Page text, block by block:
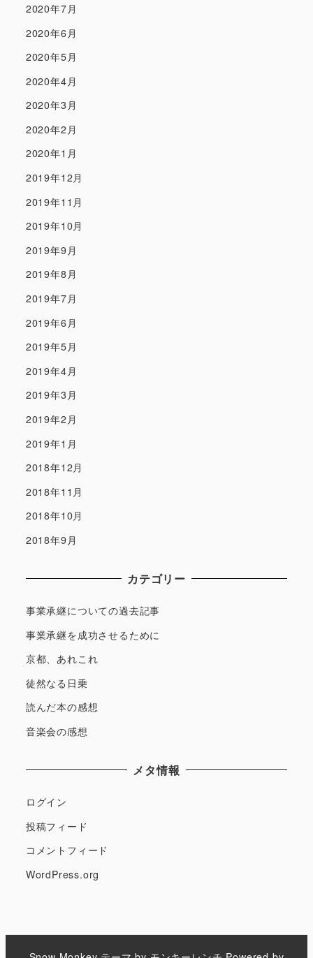
2020年7月
2020年6月
2020年5月
2020年4月
2020年3月
2020年2月
2020年1月
2019年12月
2019年11月
2019年10月
2019年9月
2019年8月
2019年7月
2019年6月
2019年5月
2019年4月
2019年3月
2019年2月
2019年1月
2018年12月
2018年11月
2018年10月
2018年9月
カテゴリー
事業承継についての過去記事
事業承継を成功させるために
京都、あれこれ
徒然なる日乗
読んだ本の感想
音楽会の感想
メタ情報
ログイン
投稿フィード
コメントフィード
WordPress.org